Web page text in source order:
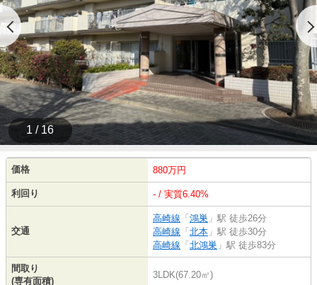
1 / 16
価格 880万円
利回り - / 実質6.40%
交通
高崎線 「 鴻巣 」駅 徒歩26分
高崎線 「 北本 」駅 徒歩30分
高崎線 「 北鴻巣 」駅 徒歩83分
間取り
(専有面積)
3LDK(67.20㎡)